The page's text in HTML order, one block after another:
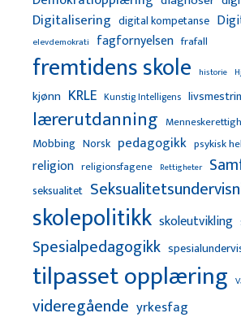
Digitalisering digital kompetanse
elevdemokrati fagfornyelsen frafall
fremtidens skole historie
kjønn KRLE Kunstig Intelligens
lærerutdanning
Mobbing Norsk pedagogikk psykisk
religion religionsfagene Rettigheter
seksualitet
skolepolitikk skoleutvikling
Spesialpedagogikk
tilpasset opplæring
videregående yrkesfag